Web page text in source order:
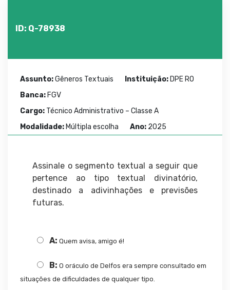
ID: Q-78938
Assunto:Gêneros Textuais Instituição: DPE RO
Banca: FGV
Cargo: Técnico Administrativo – Classe A
Modalidade: Múltipla escolha Ano: 2025
Assinale o segmento textual a seguir que
pertence ao tipo textual divinatório,
destinado a adivinhações e previsões
futuras.
A: Quem avisa, amigo é!
B: O oráculo de Delfos era sempre consultado em
situações de dificuldades de qualquer tipo.